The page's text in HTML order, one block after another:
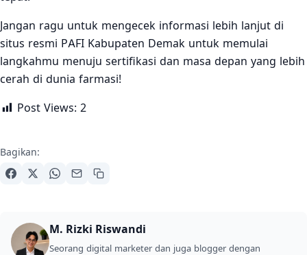
Jangan ragu untuk mengecek informasi lebih lanjut di
situs resmi PAFI Kabupaten Demak untuk memulai
langkahmu menuju sertifikasi dan masa depan yang lebih
cerah di dunia farmasi!
Post Views: 2
Bagikan:
M. Rizki Riswandi
Seorang digital marketer dan juga blogger dengan